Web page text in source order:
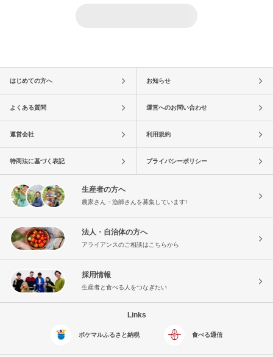
はじめての方へ お知らせ
よくある質問 運営へのお問い合わせ
運営会社 利用規約
特商法に基づく表記 プライバシーポリシー
生産者の方へ
農家さん・漁師さんを募集しています!
法人・自治体の方へ
アライアンスのご相談はこちらから
採用情報
生産者と食べる人をつなぎたい
Links
ポケマルふるさと納税 食べる通信